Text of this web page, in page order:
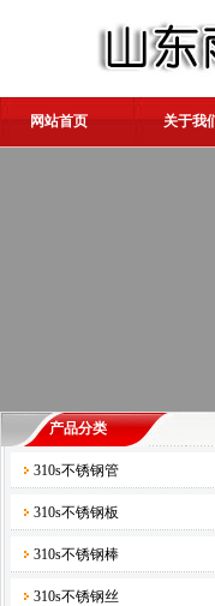
网站首页 关于我
产品分类
310s不锈钢管
310s不锈钢板
310s不锈钢棒
310s不锈钢丝